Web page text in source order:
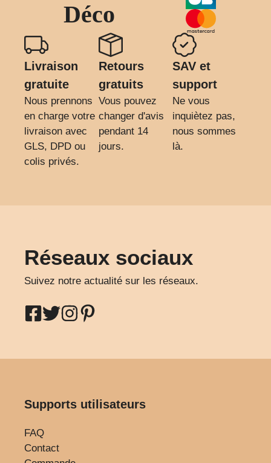
Déco
Livraison
gratuite
Nous prennons
en charge votre
livraison avec
GLS, DPD ou
colis privés.
Retours
gratuits
Vous pouvez
changer d'avis
pendant 14
jours.
SAV et
support
Ne vous
inquiètez pas,
nous sommes
là.
Réseaux sociaux
Suivez notre actualité sur les réseaux.
Supports utilisateurs
FAQ
Contact